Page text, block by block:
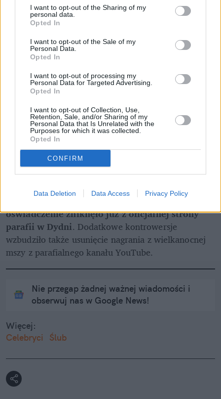
I want to opt-out of the Sharing of my
personal data.
Opted In
I want to opt-out of the Sale of my
Personal Data.
Opted In
I want to opt-out of processing my
Personal Data for Targeted Advertising.
Opted In
I want to opt-out of Collection, Use,
Retention, Sale, and/or Sharing of my
Personal Data that Is Unrelated with the
Purposes for which it was collected.
Opted In
CONFIRM
Data Deletion Data Access Privacy Policy
Kevinowi Mglejowi życzenia oraz zaznaczył, że
kwestie dotyczące szczegółowych kosztów
wynikających z posługi, w tym asysty organisty
oraz kościelnego, decyduję się pozostawić w
milczeniu, kierując się szacunkiem do powagi
sprawowanej funkcji".
oświadczenie zniknęło już z oficjalnej strony
parafii w Dydni. Dodatkowe kontrowersje
wzbudziło także usunięcie nagrania z wielkanocnej
mszy z parafialnego kanału YouTube.
Nie przegap żadnej ważnej wiadomości i
obserwuj nas w Google News!
Więcej:
Celebryci
Ślub